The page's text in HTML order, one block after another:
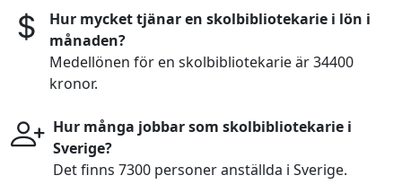
Hur mycket tjänar en skolbibliotekarie i lön i
månaden?
Medellönen för en skolbibliotekarie är 34400
kronor.
Hur många jobbar som skolbibliotekarie i
Sverige?
Det finns 7300 personer anställda i Sverige.